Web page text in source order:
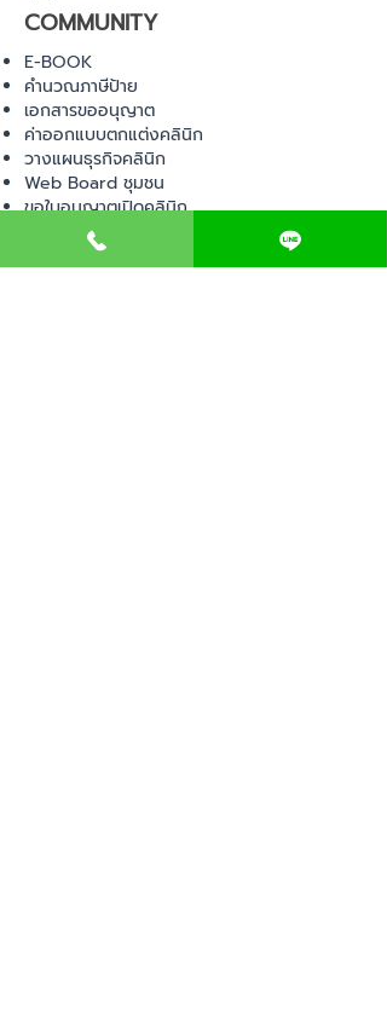
COMMUNITY
E-BOOK
คำนวณภาษีป้าย
เอกสารขออนุญาต
ค่าออกแบบตกแต่งคลินิก
วางแผนธุรกิจคลินิก
Web Board ชุมชน
ขอใบอนุญาตเปิดคลินิก
ภาษีธุรกิจคลินิก
ตรวจสอบรายชื่อแพทย์